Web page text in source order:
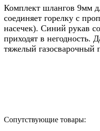
Комплект шлангов 9мм
соединяет горелку с
насечек). Синий рукав
приходят в негодность.
тяжелый газосварочный
Сопутствующие товары: